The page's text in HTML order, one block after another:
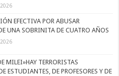
EFECTIVA POR ABUSAR
UNA SOBRINITA DE CUATRO AÑOS
MILEI»HAY TERRORISTAS
ESTUDIANTES, DE PROFESORES Y DE